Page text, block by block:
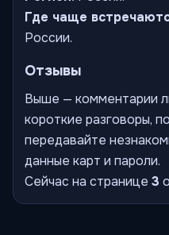
Где чаще
России.
Отзывы
Выше — комментарии
короткие разговоры,
передавайте
данные карт и пароли.
Сейчас на странице 3